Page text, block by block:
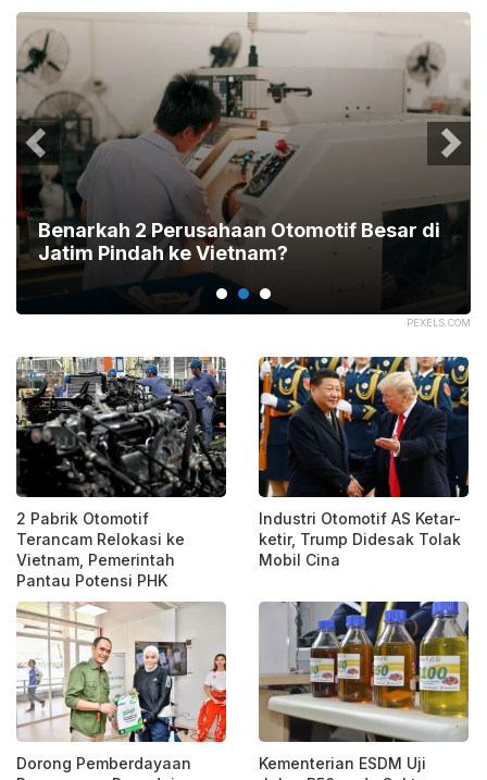
PEXELS.COM
Benarkah 2 Perusahaan Otomotif Besar di
Jatim Pindah ke Vietnam?
2 Pabrik Otomotif
Terancam Relokasi ke
Vietnam, Pemerintah
Pantau Potensi PHK
Industri Otomotif AS Ketar-
ketir, Trump Didesak Tolak
Mobil Cina
Dorong Pemberdayaan
Kementerian ESDM Uji